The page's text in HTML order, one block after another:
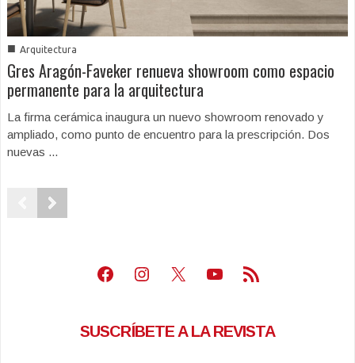
■ Arquitectura
Gres Aragón-Faveker renueva showroom como espacio
permanente para la arquitectura
La firma cerámica inaugura un nuevo showroom renovado y
ampliado, como punto de encuentro para la prescripción. Dos
nuevas ...
Facebook
Instagram
X Youtube
Feed RSS
SUSCRÍBETE A LA REVISTA